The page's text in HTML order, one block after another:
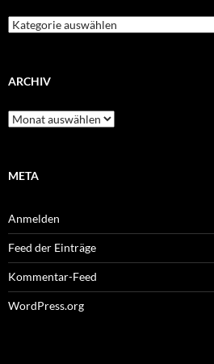
Kategorien
ARCHIV
Archiv
META
Anmelden
Feed der Einträge
Kommentar-Feed
WordPress.org